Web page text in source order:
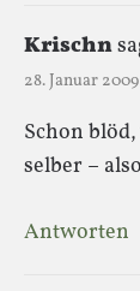
Krischn
28. Januar
Schon
selber –
Antworten